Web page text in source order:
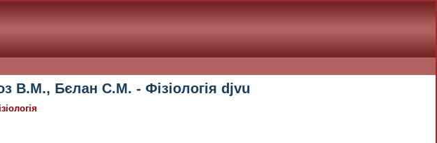
В.М., Бєлан С.М. - Фізіологія djvu